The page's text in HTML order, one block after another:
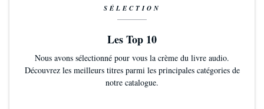
SÉLECTION
Les Top 10
Nous avons sélectionné pour vous la crème du livre audio.
Découvrez les meilleurs titres parmi les principales catégories de
notre catalogue.